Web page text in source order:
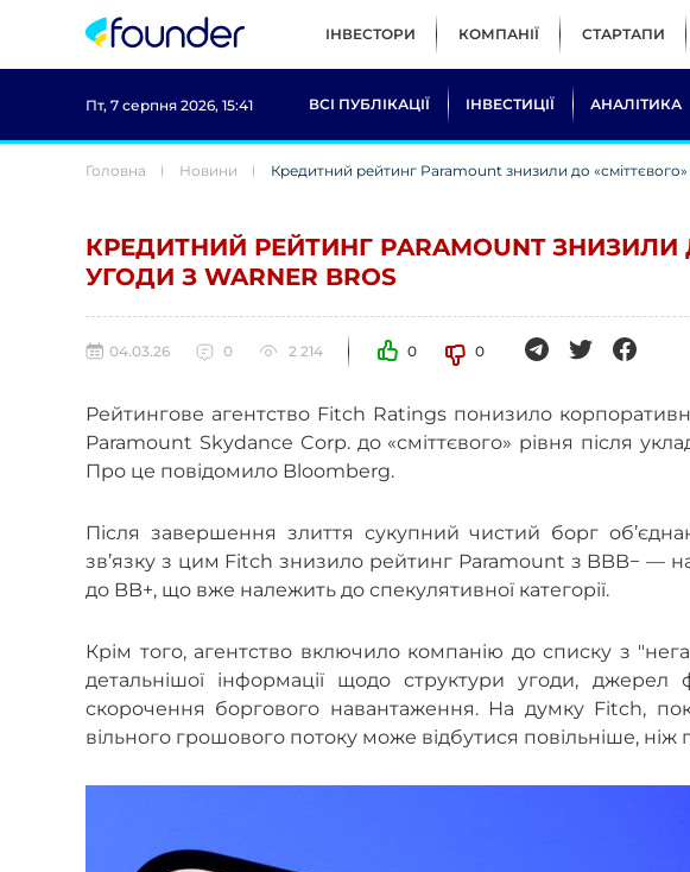
ІНВЕСТОРИ КОМПАНІЇ СТАРТАПИ
Пт, 7 серпня 2026, 15:41 ВСІ ПУБЛІКАЦІЇ ІНВЕСТИЦІЇ АНАЛІТИКА
Головна Новини Кредитний рейтинг Paramount знизили до
КРЕДИТНИЙ РЕЙТИНГ PARAMOUNT ЗНИЗИЛИ
УГОДИ З WARNER BROS
04.03.26 0 2 214 0 0
Рейтингове агентство Fitch Ratings понизило
Paramount Skydance Corp. до «сміттєвого» рівня після
Про це повідомило Bloomberg.
Після завершення злиття сукупний чистий борг
зв’язку з цим Fitch знизило рейтинг Paramount з BBB− —
до BB+, що вже належить до спекулятивної категорії.
Крім того, агентство включило компанію до списку з
детальнішої інформації щодо структури угоди, джерел
скорочення боргового навантаження. На думку Fitch,
вільного грошового потоку може відбутися повільніше,